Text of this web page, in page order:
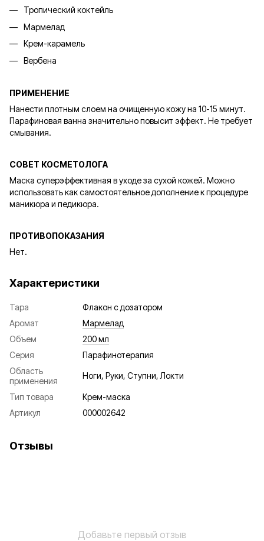
Тропический коктейль
Мармелад
Крем-карамель
Вербена
ПРИМЕНЕНИЕ
Нанести плотным слоем на очищенную кожу на 10-15 минут.
Парафиновая ванна значительно повысит эффект. Не требует
смывания.
СОВЕТ КОСМЕТОЛОГА
Маска суперэффективная в уходе за сухой кожей. Можно
использовать как самостоятельное дополнение к процедуре
маникюра и педикюра.
ПРОТИВОПОКАЗАНИЯ
Нет.
Характеристики
Тара
Флакон с дозатором
Аромат
Мармелад
Объем
200 мл
Серия
Парафинотерапия
Область
применения
Ноги, Руки, Ступни, Локти
Тип товара
Крем-маска
Артикул
000002642
Отзывы
Добавьте первый отзыв